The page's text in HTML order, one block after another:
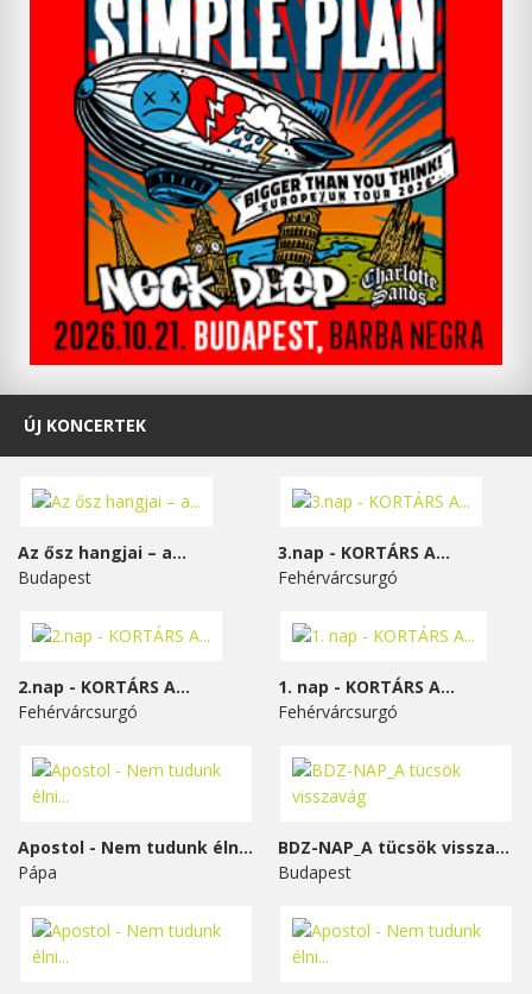
ÚJ KONCERTEK
Az ősz hangjai – a...
Budapest
3.nap - KORTÁRS A...
Fehérvárcsurgó
2.nap - KORTÁRS A...
Fehérvárcsurgó
1. nap - KORTÁRS A...
Fehérvárcsurgó
Apostol - Nem tudunk élni...
Pápa
BDZ-NAP_A tücsök visszavág
Budapest